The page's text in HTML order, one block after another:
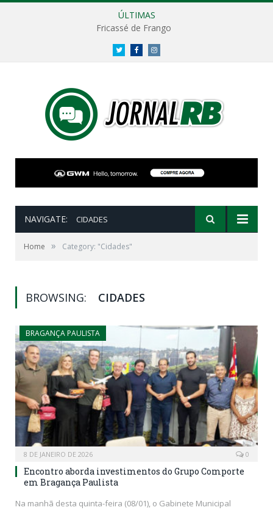
ÚLTIMAS
Fricassé de Frango
TwitterFacebookInstagram
NAVIGATE: CIDADES
Home » Category: "Cidades"
BROWSING: CIDADES
BRAGANÇA PAULISTA
8 DE JANEIRO DE 2026 0
Encontro aborda investimentos do Grupo Comporte
em Bragança Paulista
Na manhã desta quinta-feira (08/01), o Gabinete Municipal